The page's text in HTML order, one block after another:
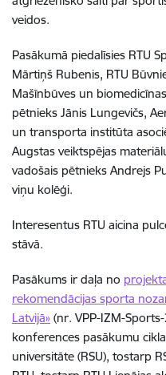
veidos.
Pasākumā piedalīsies RTU
Mārtiņš Rubenis, RTU
Mašīnbūves un
pētnieks Jānis Lungevičs,
un transporta institūta
Augstas veiktspējas
vadošais pētnieks Andrejs
viņu kolēģi.
Interesentus RTU aicina
stāvā.
Pasākums ir daļa no
rekomendācijas sporta
Latvijā» (nr. VPP-IZM-
konferences pasākumu
universitāte (RSU), tostarp